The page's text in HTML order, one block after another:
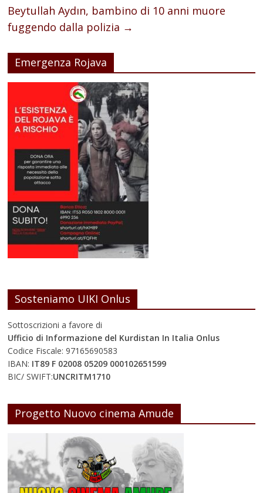
Beytullah Aydın, bambino di 10 anni muore
fuggendo dalla polizia →
Emergenza Rojava
Sosteniamo UIKI Onlus
Sottoscrizioni a favore di
Ufficio di Informazione del Kurdistan In Italia Onlus
Codice Fiscale: 97165690583
IBAN: IT89 F 02008 05209 000102651599
BIC/ SWIFT:UNCRITM1710
Progetto Nuovo cinema Amude